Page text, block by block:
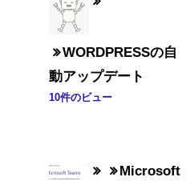
WORDPRESSの自
動アップデート
10件のビュー
Microsoft